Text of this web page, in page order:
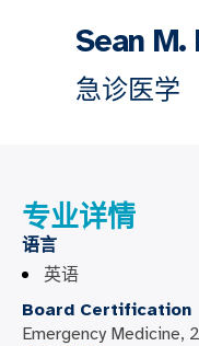
Sean M.
急诊医学
专业详情
语言
英语
Board Certification
Emergency Medicine,